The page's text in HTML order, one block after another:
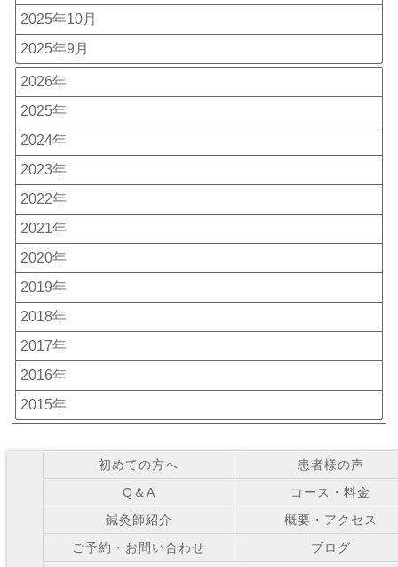
2025年10月
2025年9月
2026年
2025年
2024年
2023年
2022年
2021年
2020年
2019年
2018年
2017年
2016年
2015年
初めての方へ
患者様の声
Q＆A
コース・料金
鍼灸師紹介
概要・アクセス
ご予約・お問い合わせ
ブログ